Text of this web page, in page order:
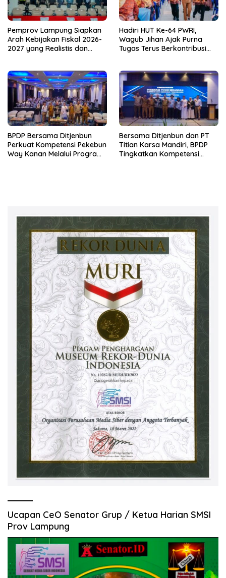
Pemprov Lampung Siapkan
Arah Kebijakan Fiskal 2026-
2027 yang Realistis dan
Hadiri HUT Ke-64 PWRI,
Wagub Jihan Ajak Purna
Tugas Terus Berkontribusi
BPDP Bersama Ditjenbun
Perkuat Kompetensi Pekebun
Way Kanan Melalui Program
Bersama Ditjenbun dan PT
Titian Karsa Mandiri, BPDP
Tingkatkan Kompetensi
Ucapan CeO Senator Grup / Ketua Harian SMSI
Prov Lampung